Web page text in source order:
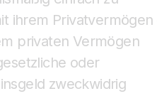
ihrem Privatvermögen
privaten Vermögen
oder
zweckwidrig